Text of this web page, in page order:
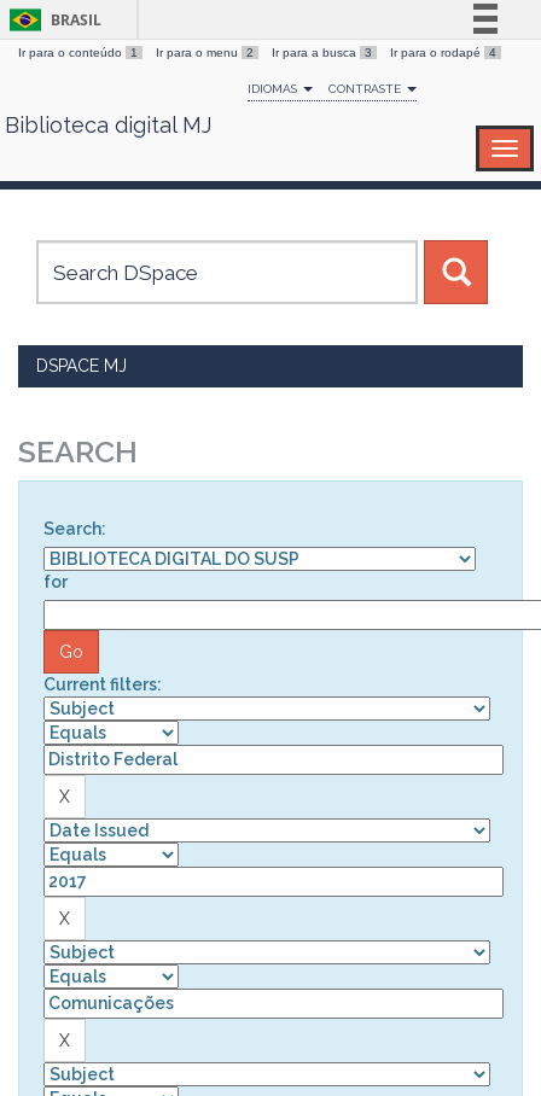
Skip
BRASIL
Simplifique!
Comunica BR
Canais
Ir para o conteúdo 1 Ir para o menu 2 Ir para a busca 3 Ir para o rodapé 4
IDIOMAS CONTRASTE
Biblioteca digital MJ
DSPACE MJ
SEARCH
Search:
for
Current filters: